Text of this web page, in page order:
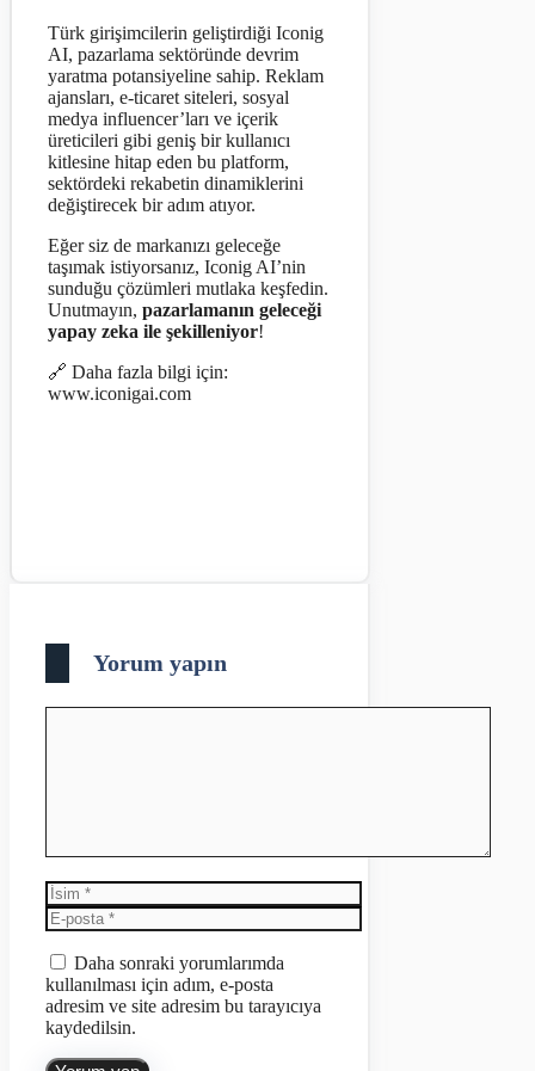
Türk girişimcilerin geliştirdiği Iconig
AI, pazarlama sektöründe devrim
yaratma potansiyeline sahip. Reklam
ajansları, e-ticaret siteleri, sosyal
medya influencer’ları ve içerik
üreticileri gibi geniş bir kullanıcı
kitlesine hitap eden bu platform,
sektördeki rekabetin dinamiklerini
değiştirecek bir adım atıyor.
Eğer siz de markanızı geleceğe
taşımak istiyorsanız, Iconig AI’nin
sunduğu çözümleri mutlaka keşfedin.
Unutmayın, pazarlamanın geleceği
yapay zeka ile şekilleniyor!
🔗 Daha fazla bilgi için:
www.iconigai.com
Yorum yapın
İsim
E-
posta
sitesiDaha sonraki yorumlarımda
kullanılması için adım, e-posta
adresim ve site adresim bu tarayıcıya
kaydedilsin.